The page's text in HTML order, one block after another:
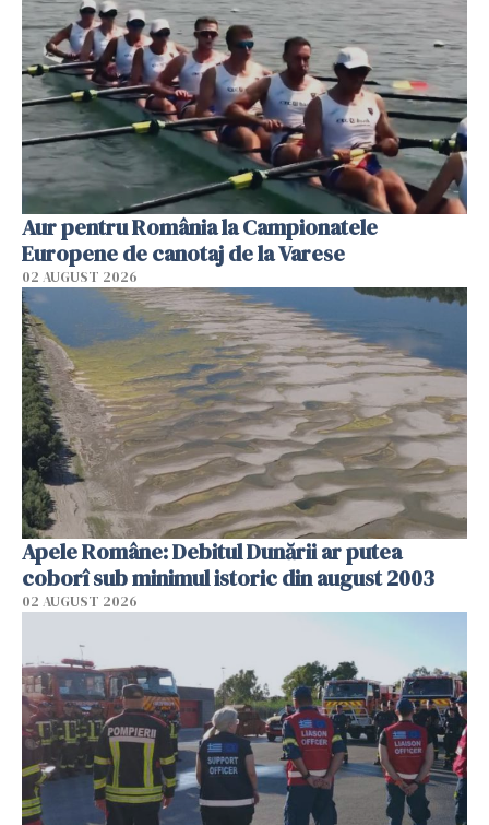
Aur pentru România la Campionatele
Europene de canotaj de la Varese
02 AUGUST 2026
Apele Române: Debitul Dunării ar putea
coborî sub minimul istoric din august 2003
02 AUGUST 2026